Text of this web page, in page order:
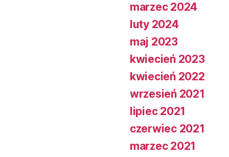
marzec 2024
luty 2024
maj 2023
kwiecień 2023
kwiecień 2022
wrzesień 2021
lipiec 2021
czerwiec 2021
marzec 2021